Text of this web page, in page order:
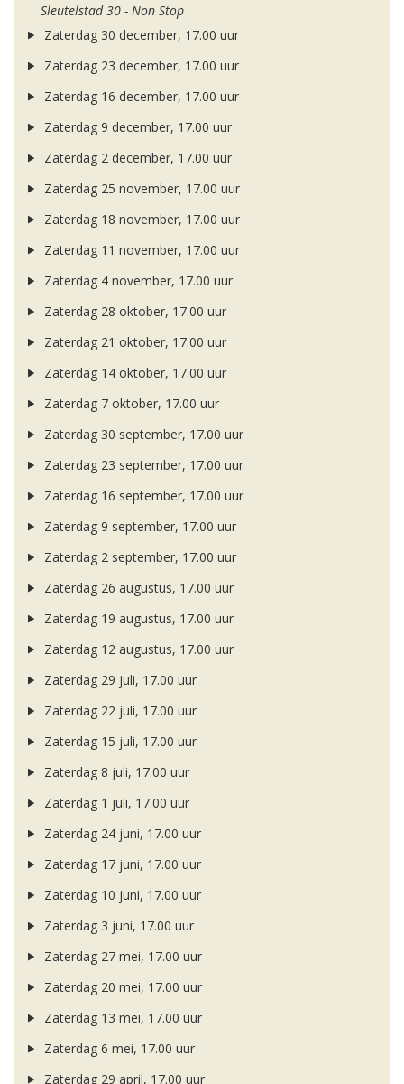
Sleutelstad 30 - Non Stop
Zaterdag 30 december, 17.00 uur
Zaterdag 23 december, 17.00 uur
Zaterdag 16 december, 17.00 uur
Zaterdag 9 december, 17.00 uur
Zaterdag 2 december, 17.00 uur
Zaterdag 25 november, 17.00 uur
Zaterdag 18 november, 17.00 uur
Zaterdag 11 november, 17.00 uur
Zaterdag 4 november, 17.00 uur
Zaterdag 28 oktober, 17.00 uur
Zaterdag 21 oktober, 17.00 uur
Zaterdag 14 oktober, 17.00 uur
Zaterdag 7 oktober, 17.00 uur
Zaterdag 30 september, 17.00 uur
Zaterdag 23 september, 17.00 uur
Zaterdag 16 september, 17.00 uur
Zaterdag 9 september, 17.00 uur
Zaterdag 2 september, 17.00 uur
Zaterdag 26 augustus, 17.00 uur
Zaterdag 19 augustus, 17.00 uur
Zaterdag 12 augustus, 17.00 uur
Zaterdag 29 juli, 17.00 uur
Zaterdag 22 juli, 17.00 uur
Zaterdag 15 juli, 17.00 uur
Zaterdag 8 juli, 17.00 uur
Zaterdag 1 juli, 17.00 uur
Zaterdag 24 juni, 17.00 uur
Zaterdag 17 juni, 17.00 uur
Zaterdag 10 juni, 17.00 uur
Zaterdag 3 juni, 17.00 uur
Zaterdag 27 mei, 17.00 uur
Zaterdag 20 mei, 17.00 uur
Zaterdag 13 mei, 17.00 uur
Zaterdag 6 mei, 17.00 uur
Zaterdag 29 april, 17.00 uur